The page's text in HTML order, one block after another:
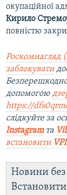
окупаційної
Кирило
повністю
Роскомнагляд
заблокувати
допомогою
https://
слідкуйте за
Instagramта
встановити
Новини без
Встановити